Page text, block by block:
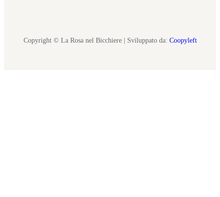
Copyright © La Rosa nel Bicchiere | Sviluppato da: Coopyleft